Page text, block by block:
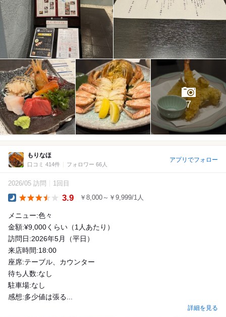
7
もりなほ
口コミ 414件 フォロワー 66人
アプリでフォロー
2026/05 訪問 1回目
3.9 ￥8,000～￥9,999/1人
メニュー:色々
金額:¥9,000くらい（1人あたり）
訪問日:2026年5月（平日）
来店時間:18:00
座席:テーブル、カウンター
待ち人数:なし
駐車場:なし
感想:多少値は張る...
詳細を見る